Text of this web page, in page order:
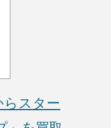
らスター